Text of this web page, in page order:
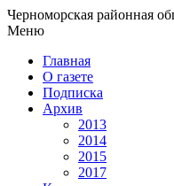
Черноморская районная
Меню
Главная
О газете
Подписка
Архив
2013
2014
2015
2017